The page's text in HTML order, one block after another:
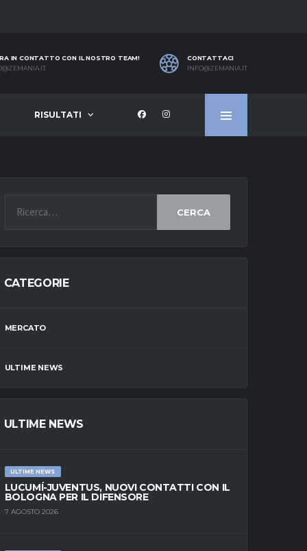
IN CONTATTO CON IL NOSTRO TEAM!
CONTATTACI
INFO@ZEMANIA.IT
RISULTATI
CERCA
CATEGORIE
MERCATO
ULTIME NEWS
ULTIME NEWS
ULTIME NEWS
LUCUMÍ-JUVENTUS, NUOVI CONTATTI CON IL
BOLOGNA PER IL DIFENSORE
7 AGOSTO 2026